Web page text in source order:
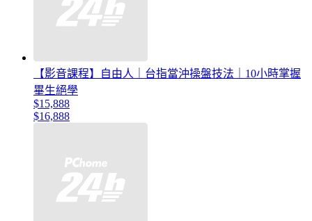
【影音課程】自由人｜台指當沖操盤技法｜10小時掌握
畢生絕學
$15,888
$16,888